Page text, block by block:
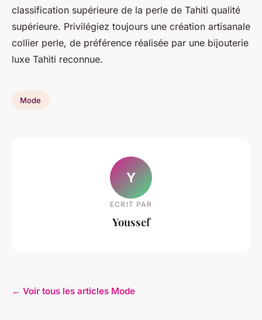
classification supérieure de la perle de Tahiti qualité
supérieure. Privilégiez toujours une création artisanale
collier perle, de préférence réalisée par une bijouterie
luxe Tahiti reconnue.
Mode
Y
ECRIT PAR
Youssef
← Voir tous les articles Mode